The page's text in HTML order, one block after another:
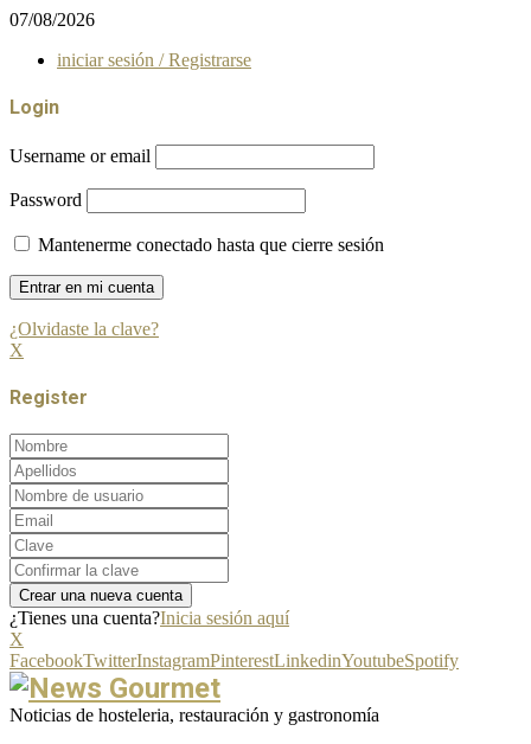
07/08/2026
iniciar sesión / Registrarse
Login
Username or email
Password
Mantenerme conectado hasta que cierre sesión
¿Olvidaste la clave?
X
Register
¿Tienes una cuenta?Inicia sesión aquí
X
FacebookTwitterInstagramPinterestLinkedinYoutubeSpotify
Noticias de hosteleria, restauración y gastronomía